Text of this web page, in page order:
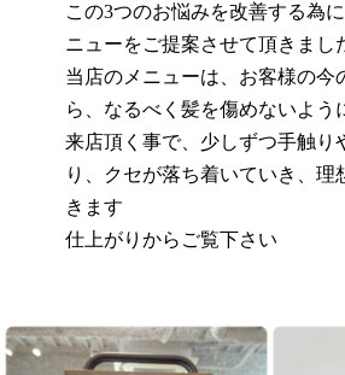
この3つのお悩みを改善する為
ニューをご提案させて頂きまし
当店のメニューは、お客様の今
ら、なるべく髪を傷めないよう
来店頂く事で、少しずつ手触り
り、クセが落ち着いていき、理
きます
仕上がりからご覧下さい